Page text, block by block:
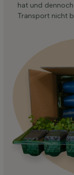
hat und
Transport nicht